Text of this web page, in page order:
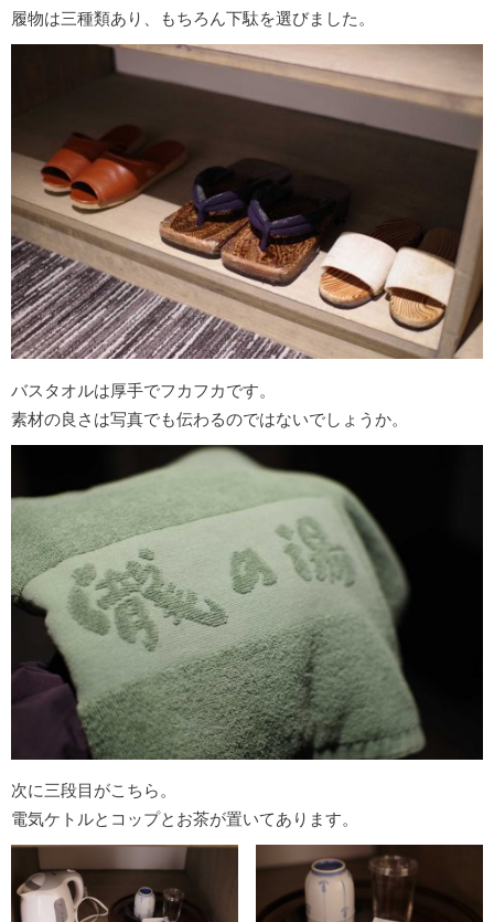
履物は三種類あり、もちろん下駄を選びました。
バスタオルは厚手でフカフカです。
素材の良さは写真でも伝わるのではないでしょうか。
次に三段目がこちら。
電気ケトルとコップとお茶が置いてあります。